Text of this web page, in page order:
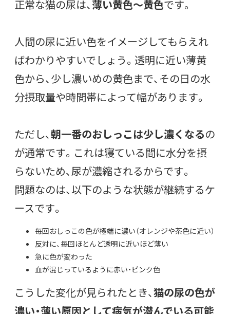
正常な猫の尿は、薄い黄色〜黄色です。
人間の尿に近い色をイメージしてもらえれ
ばわかりやすいでしょう。透明に近い薄黄
色から、少し濃いめの黄色まで、その日の水
分摂取量や時間帯によって幅があります。
ただし、朝一番のおしっこは少し濃くなるの
が通常です。これは寝ている間に水分を摂
らないため、尿が濃縮されるからです。
問題なのは、以下のような状態が継続するケ
ースです。
毎回おしっこの色が極端に濃い（オレンジや茶色に近い）
反対に、毎回ほとんど透明に近いほど薄い
急に色が変わった
血が混じっているように赤い・ピンク色
こうした変化が見られたとき、猫の尿の色が
濃い・薄い原因として病気が潜んでいる可能